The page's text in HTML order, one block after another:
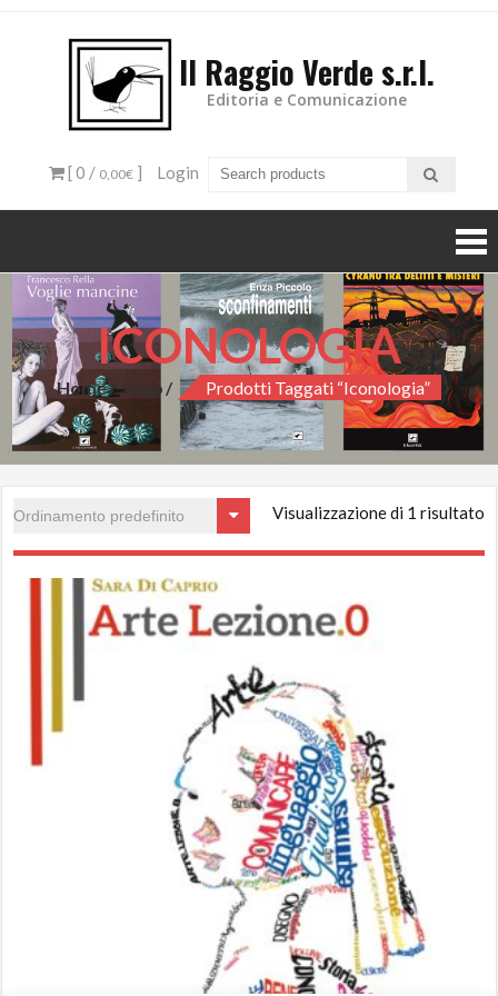
Il Raggio Verde s.r.l.
Editoria e Comunicazione
[ 0 / 0,00€] Login
ICONOLOGIA
Home Shop Prodotti Taggati “iconologia”
Visualizzazione di 1 risultato